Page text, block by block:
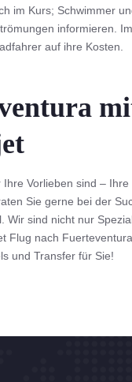
im Kurs; Schwimmer
informieren.
auf ihre Kosten.
Ihre Vorlieben sind –
Sie gerne bei der
Wir sind nicht nur
Flug nach
und Transfer für Sie!